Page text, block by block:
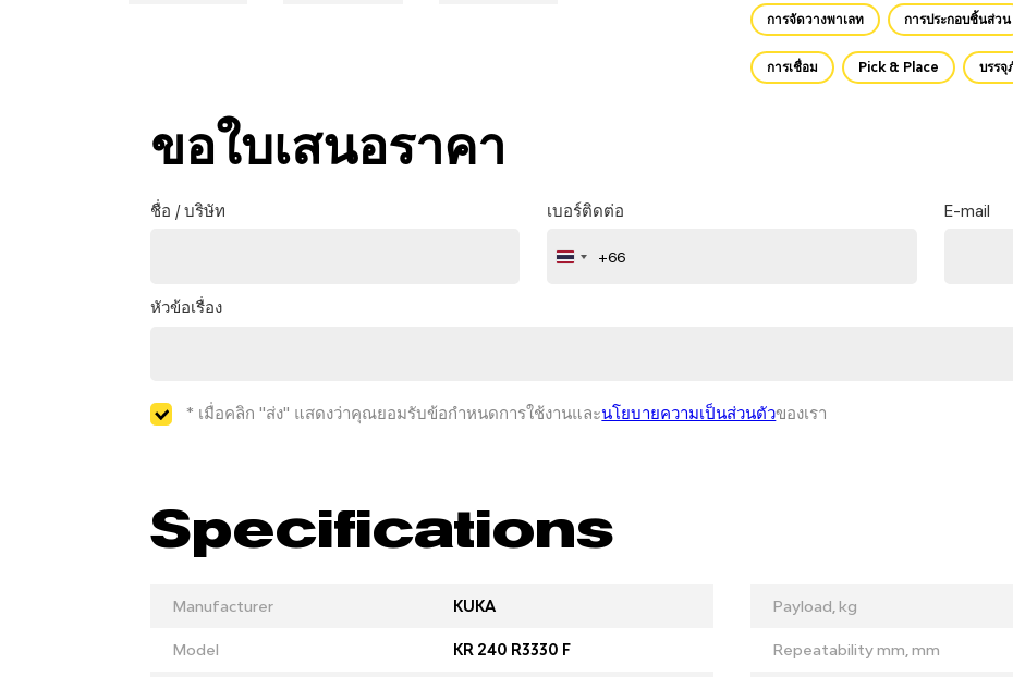
การจัดวางพาเลท การประกอบชิ้นส่วน
การเชื่อม Pick & Place บรร
ขอใบเสนอราคา
ชื่อ / บริษัท เบอร์ติดต่อ
Thailand
+66
E-mail
หัวข้อเรื่อง
* เมื่อคลิก "ส่ง" แสดงว่าคุณยอมรับข้อกำหนดการใช้งานและนโยบายความเป็นส่วนตัวของเรา
Specifications
Manufacturer KUKA
Model KR 240 R3330 F
Payload, kg
Repeatability mm, mm